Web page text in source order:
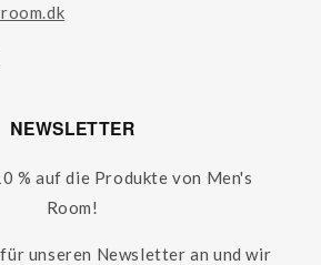
NEWSLETTER
% auf die Produkte von Men's
Room!
unseren Newsletter an und wir